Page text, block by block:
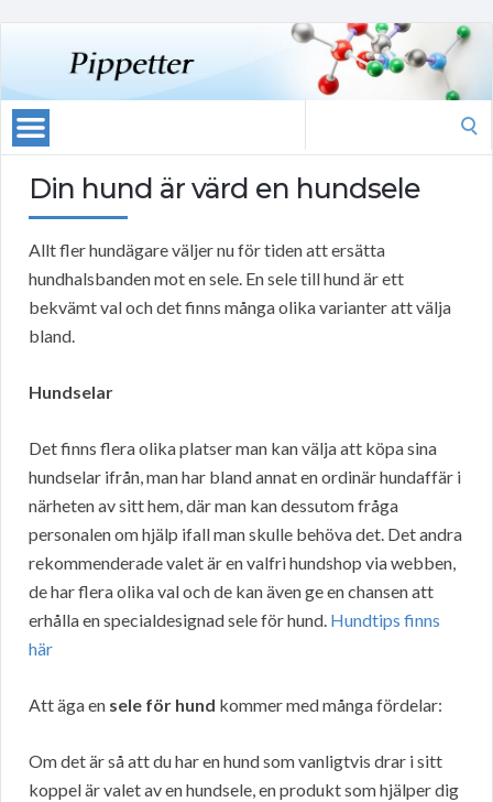
Din hund är värd en hundsele
Allt fler hundägare väljer nu för tiden att ersätta
hundhalsbanden mot en sele. En sele till hund är ett
bekvämt val och det finns många olika varianter att välja
bland.
Hundselar
Det finns flera olika platser man kan välja att köpa sina
hundselar ifrån, man har bland annat en ordinär hundaffär i
närheten av sitt hem, där man kan dessutom fråga
personalen om hjälp ifall man skulle behöva det. Det andra
rekommenderade valet är en valfri hundshop via webben,
de har flera olika val och de kan även ge en chansen att
erhålla en specialdesignad sele för hund. Hundtips finns
här
Att äga en sele för hund kommer med många fördelar:
Om det är så att du har en hund som vanligtvis drar i sitt
koppel är valet av en hundsele, en produkt som hjälper dig